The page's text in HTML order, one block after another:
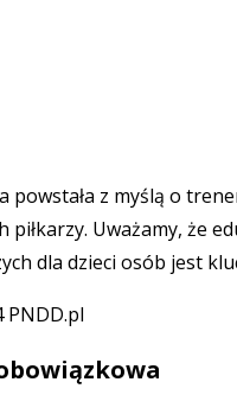
powstała z myślą o
piłkarzy. Uważamy, że
dla dzieci osób jest
PNDD.pl